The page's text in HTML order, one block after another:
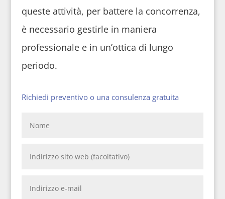
queste attività, per battere la concorrenza,
è necessario gestirle in maniera
professionale e in un’ottica di lungo
periodo.
Richiedi preventivo o una consulenza gratuita